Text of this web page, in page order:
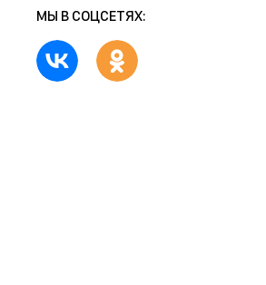
МЫ В СОЦСЕТЯХ: